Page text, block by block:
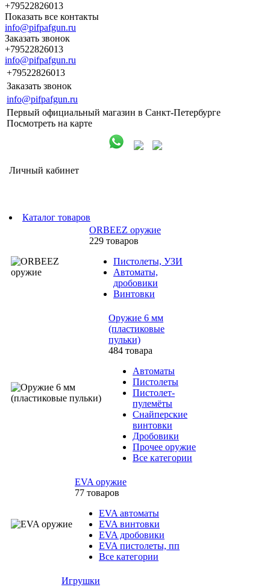
+79522826013
Показать все контакты
info@pifpafgun.ru
Заказать звонок
+79522826013
info@pifpafgun.ru
+79522826013
Заказать звонок
info@pifpafgun.ru
Первый официальный магазин в Санкт-Петербурге
Посмотреть на карте
Личный кабинет
Каталог товаров
ORBEEZ оружие
229 товаров
Пистолеты, УЗИ
Автоматы,
дробовики
Винтовки
Оружие 6 мм
(пластиковые
пульки)
484 товара
Автоматы
Пистолеты
Пистолет-
пулемёты
Снайперские
винтовки
Дробовики
Прочее оружие
Все категории
EVA оружие
77 товаров
EVA автоматы
EVA винтовки
EVA дробовики
EVA пистолеты, пп
Все категории
Игрушки